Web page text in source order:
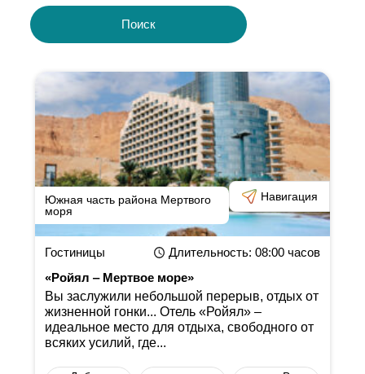
Поиск
Южная часть района Мертвого
моря
Навигация
Гостиницы Длительность: 08:00часов
«Ройял ‒ Мертвое море»
Вы заслужили небольшой перерыв, отдых от
жизненной гонки... Отель «Ройял» ‒
идеальное место для отдыха, свободного от
всяких усилий, где...